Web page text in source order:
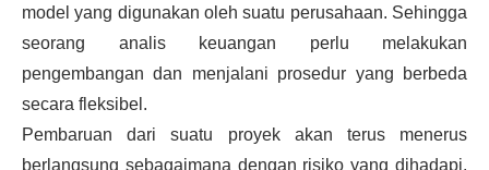
model yang digunakan oleh suatu perusahaan. Sehingga
seorang analis keuangan perlu melakukan
pengembangan dan menjalani prosedur yang berbeda
secara fleksibel.
Pembaruan dari suatu proyek akan terus menerus
berlangsung sebagaimana dengan risiko yang dihadapi.